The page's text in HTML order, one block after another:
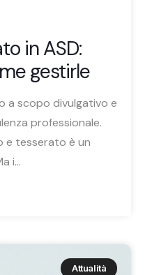
in ASD:
gestirle
a scopo divulgativo e
professionale.
e tesserato è un
i...
Attualità